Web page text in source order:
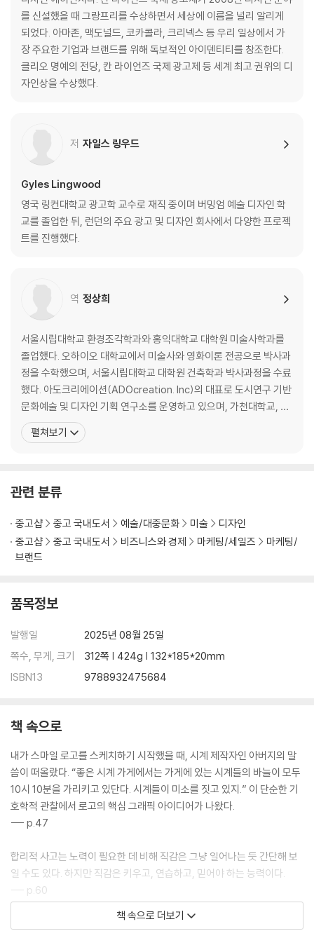
세상으로 향하는 문 ―무한한 발견의 기회 | 팀 오언
궁극적인 신뢰의 도약 ―느긋한 세상의 강박형 인간 되기 | 조앤 챈
스티키 모먼트 ―일할 때의 언어유희 | 크리스 가비
강력한 힘 ―재미를 대하는 진지한 태도 | 닐 페들리엄, 마크 워터스
꽃들은 햇살 속에서 피어난다 ―낙관주의 기르기 | 마크 투트셀
를 신설했을 때 그랑프리를 수상하면서 세상에 이름을 널리 알리게
되었다. 아마존, 맥도널드, 코카콜라, 크리넥스 등 우리 일상에서 가
장 주요한 기업과 브랜드를 위해 독보적인 아이덴티티를 창조한다.
클리오 명예의 전당, 칸 라이언즈 국제 광고제 등 세계 최고 권위의 디
자인상을 수상했다.
저 자일스 링우드
Gyles Lingwood
영국 링컨대학교 광고학 교수로 재직 중이며 버밍엄 예술 디자인 학
교를 졸업한 뒤, 런던의 주요 광고 및 디자인 회사에서 다양한 프로젝
트를 진행했다.
역 정상희
서울시립대학교 환경조각학과와 홍익대학교 대학원 미술사학과를
졸업했다. 오하이오 대학교에서 미술사와 영화이론 전공으로 박사과
정을 수학했으며, 서울시립대학교 대학원 건축학과 박사과정을 수료
했다. 아도크리에이션(ADOcreation. Inc)의 대표로 도시연구 기반
문화예술 및 디자인 기획 연구소를 운영하고 있으며, 가천대학교, 서
울시립대학교, 성신여자대학교, 세종대학교, 홍익대학교 등에서 미
학, 미술사와 건축사를 가르쳐 오고 있다. 또한 바른 번역 소속 번역가
펼쳐보기
관련 분류
중고샵 중고 국내도서 예술/대중문화 미술
디자인
중고샵
중고 국내도서 비즈니스와 경제 마케팅/세일즈
마케팅/
브랜드
품목정보
발행일
2025년 08월 25일
쪽수, 무게, 크기
312쪽 | 424g | 132*185*20mm
ISBN13
9788932475684
책 속으로
내가 스마일 로고를 스케치하기 시작했을 때, 시계 제작자인 아버지의 말
씀이 떠올랐다. “좋은 시계 가게에서는 가게에 있는 시계들의 바늘이 모두
10시 10분을 가리키고 있단다. 시계들이 미소를 짓고 있지.” 이 단순한 기
호학적 관찰에서 로고의 핵심 그래픽 아이디어가 나왔다.
--- p.47
합리적 사고는 노력이 필요한 데 비해 직감은 그냥 일어나는 듯 간단해 보
일 수도 있다. 하지만 직감은 키우고, 연습하고, 믿어야 하는 능력이다.
--- p.60
터너 더크워스에게 좋은 디자인과 전략은 사실상 같은 것이었다. 전략이란
책 속으로 더보기